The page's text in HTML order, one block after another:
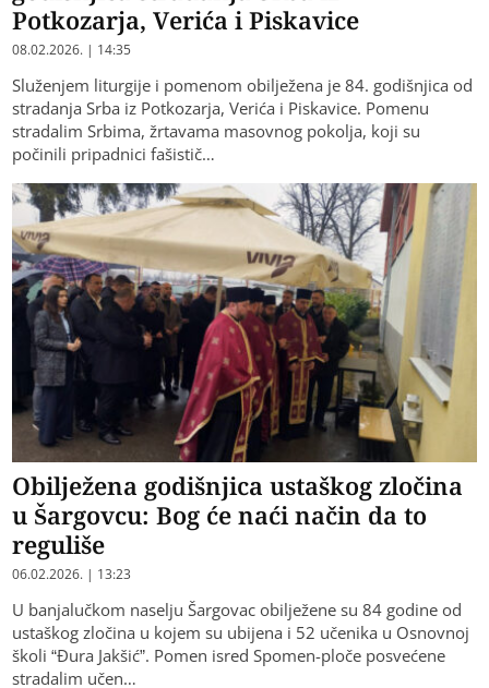
Potkozarja, Verića i Piskavice
08.02.2026. | 14:35
Služenjem liturgije i pomenom obilježena je 84. godišnjica od
stradanja Srba iz Potkozarja, Verića i Piskavice. Pomenu
stradalim Srbima, žrtavama masovnog pokolja, koji su
počinili pripadnici fašistič…
Obilježena godišnjica ustaškog zločina
u Šargovcu: Bog će naći način da to
reguliše
06.02.2026. | 13:23
U banjalučkom naselju Šargovac obilježene su 84 godine od
ustaškog zločina u kojem su ubijena i 52 učenika u Osnovnoj
školi “Đura Jakšić”. Pomen isred Spomen-ploče posvećene
stradalim učen…